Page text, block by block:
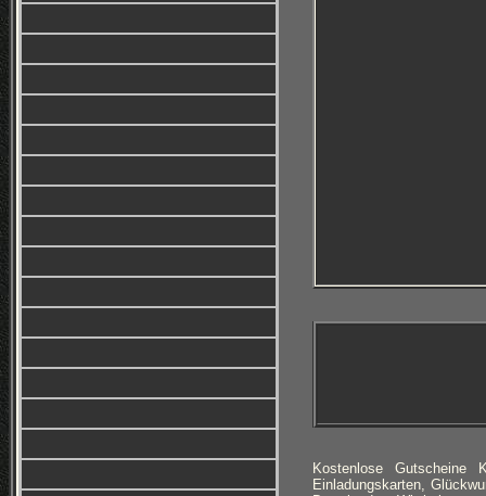
Kostenlose Gutscheine
Einladungskarten,